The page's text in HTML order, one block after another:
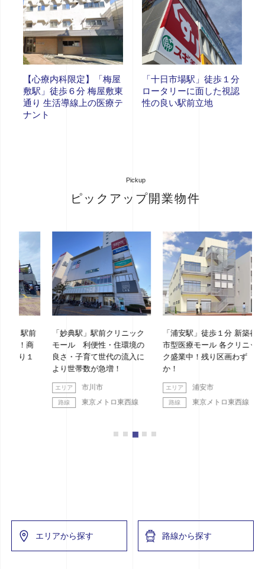
【心療内科限定】「梅屋
敷駅」徒歩６分 梅屋敷東
通り 生活導線上の医療テ
ナント
「十日市場駅」徒歩１分
ロータリーに面した視認
性の良い駅前立地
Pickup
ピックアップ開業物件
「妙典駅」駅前クリニック
モール 利便性・住環境の
良さ・子育て世代の流入に
より世帯数が急増！
市川市
東京メトロ東西線
「浦安駅」徒歩１分 新築都
市型医療モール 各クリニッ
ク盛業中！残り区画わず
浦安市
東京メトロ東西線
「
ッ
エリアから探す 路線から探す